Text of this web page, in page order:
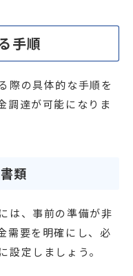
手順
際の具体的な手順を
調達が可能になりま
類
は、事前の準備が非
需要を明確にし、必
設定しましょう。